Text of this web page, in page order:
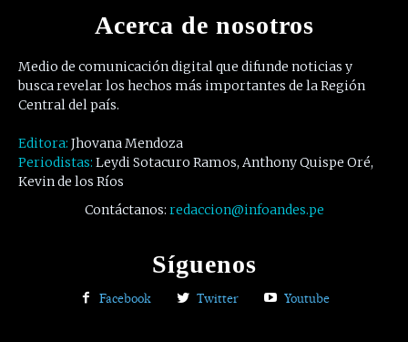
Acerca de nosotros
Medio de comunicación digital que difunde noticias y
busca revelar los hechos más importantes de la Región
Central del país.
Editora: Jhovana Mendoza
Periodistas: Leydi Sotacuro Ramos, Anthony Quispe Oré,
Kevin de los Ríos
Contáctanos: redaccion@infoandes.pe
Síguenos
Facebook Twitter Youtube